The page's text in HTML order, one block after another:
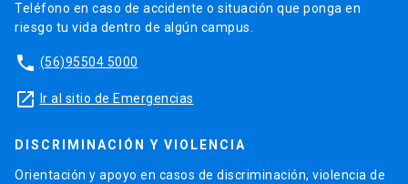
Teléfono en caso de accidente o situación que ponga en
riesgo tu vida dentro de algún campus.
phone (56)95504 5000
launch Ir al sitio de Emergencias
DISCRIMINACIÓN Y VIOLENCIA
Orientación y apoyo en casos de discriminación, violencia de